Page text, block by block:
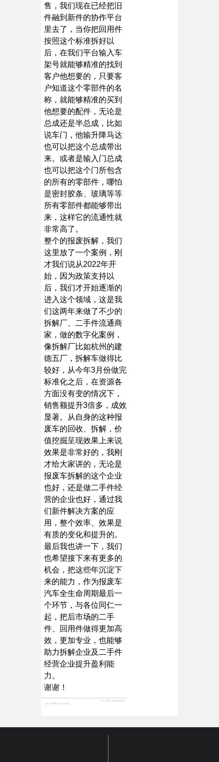
售，我们现在已经把旧
件融到新件的协作平台
里去了，当你把回用件
按照这个标准拆好以
后，在我们平台输入车
架号就能够精准的找到
客户他想要的，只要客
户知道这个零部件的名
称，就能够精准的买到
他想要的配件，无论是
总成还是半总成，比如
说车门，他输升降马达
也可以把这个总成带出
来。或者是输入门总成
也可以把这个门所包含
的所有的零部件，哪怕
是密封胶条、玻璃等等
所有零部件都能够带出
来，这样它的流通性就
非常高了。
整个的报废拆解，我们
这里放了一个案例，刚
才我们说从2022年开
始，因为政策支持以
后，我们才开始逐渐的
进入这个领域，这是我
们这两年来做了不少的
拆解厂、二手件流通商
家，做的数字化案例，
像拆解厂比如杭州的建
德五厂，拆解车做得比
较好，从今年3月份做完
标准化之后，在资源各
方面没有变的情况下，
销售额提升3倍多，成效
显著。从自身的这种报
废车的回收、拆解，价
值挖掘呈现效果上来说
效果是非常好的，我刚
才给大家讲的，无论是
报废车拆解的这个企业
也好，还是做二手件经
营的企业也好，通过我
们新件解决方案的应
用，整个效率、效果是
有质的变化和提升的。
最后我也讲一下，我们
也希望接下来有更多的
机会，把这些年沉淀下
来的能力，作为报废车
汽车全生命周期最后一
个环节，与各位同仁一
起，把后市场的二手
件、回用件做得更加高
效，更加专业，也能够
助力拆解企业及二手件
经营企业提升盈利能
力。
谢谢！
上一篇：全联车商 | 社会责任示范案例 | 巴图鲁：强服务，促就业，重管理
下一篇： 亿邦动力丨探访巴图鲁曾万贵：完成周期洗礼 汽配“老法师”找到数智化采购新节奏